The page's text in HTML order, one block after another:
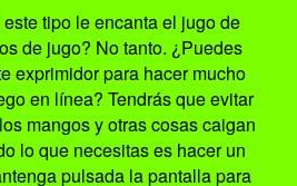
este tipo le encanta el jugo de
de jugo? No tanto. ¿Puedes
exprimidor para hacer mucho
en línea? Tendrás que evitar
mangos y otras cosas caigan
lo que necesitas es hacer un
pulsada la pantalla para